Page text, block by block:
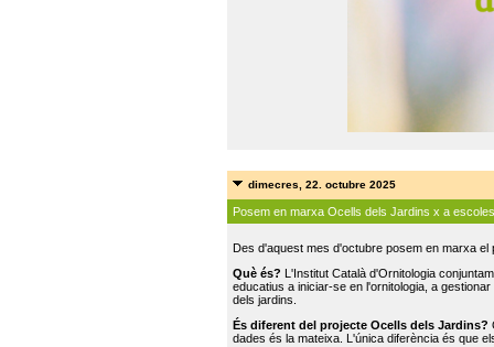
dimecres, 22. octubre 2025
Posem en marxa Ocells dels Jardins x a escoles
Des d'aquest mes d'octubre posem en marxa
Què és? L'Institut Català d'Ornitologia
educatius a iniciar-se en l'ornitologia, a
dels jardins.
És diferent del projecte Ocells dels Jardins?
dades és la mateixa. L'única diferència és que